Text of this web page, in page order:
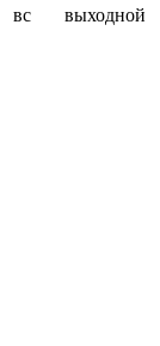
вс
выходной